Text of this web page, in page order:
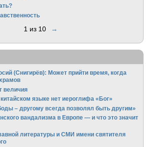
1 из 10 →
(Снигирёв): Может прийти время, когда
величия
языке нет иероглифа «Бог»
– другому всегда позволял быть другим»
вандализма в Европе — и что это значит
литературы и СМИ имени святителя